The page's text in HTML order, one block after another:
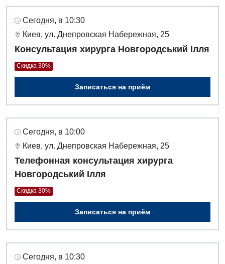
Оториноларингология
Офтальмологическое отделение
Проктология
Пульмонология
Ревматология
Сосудистая хирургия
Терапевтическое отделение
Терапия
Травматологическое отделение
Физиотерапия
Сегодня, в 10:30
Киев, ул. Днепровская Набережная, 25
Консультация хирурга Новгородський Ілля
Скидка 30%
Записаться на приём
Сегодня, в 10:00
Киев, ул. Днепровская Набережная, 25
Телефонная консультация хирурга
Новгородський Ілля
Скидка 30%
Записаться на приём
Сегодня, в 10:30